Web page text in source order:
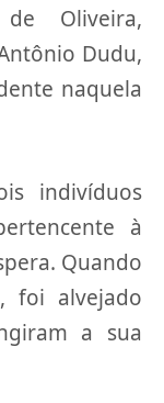
Oliveira,
Dudu,
naquela
indivíduos
à
Quando
foi alvejado
a sua